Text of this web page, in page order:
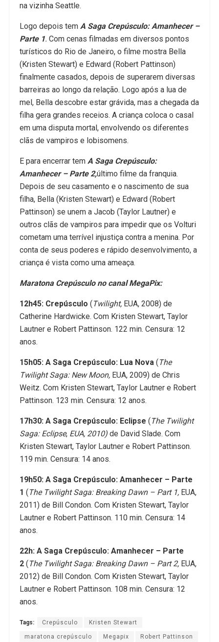
na vizinha Seattle.
Logo depois tem A Saga Crepúsculo: Amanhecer –
Parte 1. Com cenas filmadas em diversos pontos
turísticos do Rio de Janeiro, o filme mostra Bella
(Kristen Stewart) e Edward (Robert Pattinson)
finalmente casados, depois de superarem diversas
barreiras ao longo da relação. Logo após a lua de
mel, Bella descobre estar grávida, mas a chegada da
filha gera grandes receios. A criança coloca o casal
em uma disputa mortal, envolvendo os diferentes
clãs de vampiros e lobisomens.
E para encerrar tem A Saga Crepúsculo:
Amanhecer – Parte 2,último filme da franquia.
Depois de seu casamento e o nascimento de sua
filha, Bella (Kristen Stewart) e Edward (Robert
Pattinson) se unem a Jacob (Taylor Lautner) e
outros clãs de vampiros para impedir que os Volturi
cometam uma terrível injustiça contra a menina. Por
conta de seus poderes e rápido desenvolvimento, a
criança é vista como uma ameaça.
Maratona Crepúsculo no canal MegaPix:
12h45: Crepúsculo ( Twilight, EUA, 2008) de
Catherine Hardwicke. Com Kristen Stewart, Taylor
Lautner e Robert Pattinson. 122 min. Censura: 12
anos.
15h05: A Saga Crepúsculo: Lua Nova ( The
Twilight Saga: New Moon, EUA, 2009) de Chris
Weitz. Com Kristen Stewart, Taylor Lautner e Robert
Pattinson. 123 min. Censura: 12 anos.
17h30: A Saga Crepúsculo: Eclipse ( The Twilight
Saga: Eclipse, EUA, 2010) de David Slade. Com
Kristen Stewart, Taylor Lautner e Robert Pattinson.
119 min. Censura: 14 anos.
19h50: A Saga Crepúsculo: Amanhecer – Parte
1 ( The Twilight Saga: Breaking Dawn – Part 1, EUA,
2011) de Bill Condon. Com Kristen Stewart, Taylor
Lautner e Robert Pattinson. 110 min. Censura: 14
anos.
22h: A Saga Crepúsculo: Amanhecer – Parte
2 ( The Twilight Saga: Breaking Dawn – Part 2, EUA,
2012) de Bill Condon. Com Kristen Stewart, Taylor
Lautner e Robert Pattinson. 108 min. Censura: 12
anos.
Tags: Crepúsculo Kristen Stewart
maratona crepúsculo Megapix Robert Pattinson